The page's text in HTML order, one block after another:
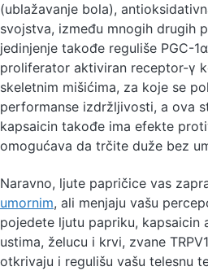
(ublažavanje bola),
svojstva, između mnogih drugih
jedinjenje takođe reguliše PGC-
proliferator aktiviran receptor-γ
skeletnim mišićima, za koje se
performanse izdržljivosti, a ova
kapsaicin takođe ima efekte
omogućava da trčite duže bez
Naravno, ljute papričice vas
umornim, ali menjaju vašu
pojedete ljutu papriku, kapsaicin
ustima, želucu i krvi, zvane
otkrivaju i regulišu vašu telesnu